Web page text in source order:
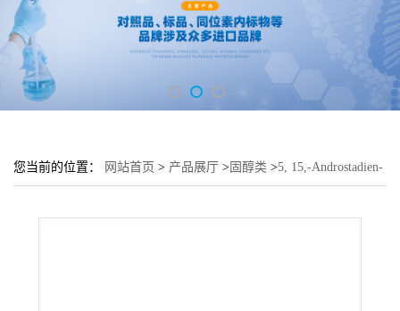
您当前的位置： 网站首页 > 产品展厅 > 固醇类 >5, 15,-Androstadien-